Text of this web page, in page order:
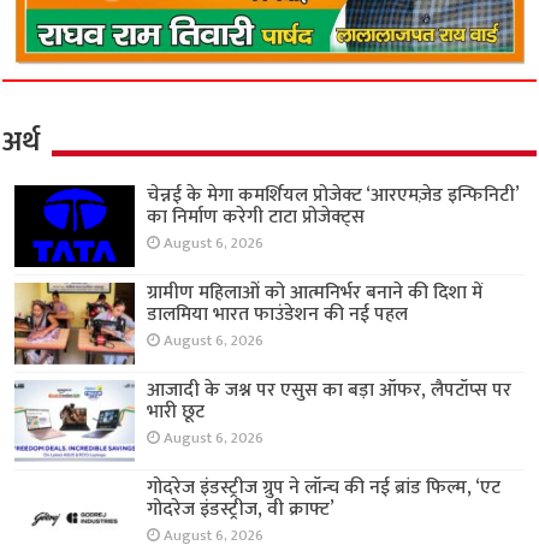
अर्थ
चेन्नई के मेगा कमर्शियल प्रोजेक्ट ‘आरएमज़ेड इन्फिनिटी’
का निर्माण करेगी टाटा प्रोजेक्ट्स
August 6, 2026
ग्रामीण महिलाओं को आत्मनिर्भर बनाने की दिशा में
डालमिया भारत फाउंडेशन की नई पहल
August 6, 2026
आजादी के जश्न पर एसुस का बड़ा ऑफर, लैपटॉप्स पर
भारी छूट
August 6, 2026
गोदरेज इंडस्ट्रीज ग्रुप ने लॉन्च की नई ब्रांड फिल्म, ‘एट
गोदरेज इंडस्ट्रीज, वी क्राफ्ट’
August 6, 2026